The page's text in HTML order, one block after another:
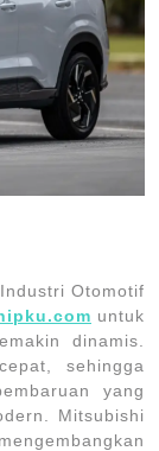
Otomotif
untuk
dinamis.
sehingga
yang
Mitsubishi